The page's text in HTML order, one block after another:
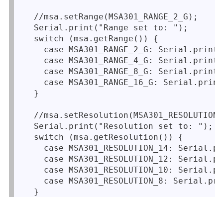
  //msa.setRange(MSA301_RANGE_2_G);
  Serial.print("Range set to: ");
  switch (msa.getRange()) {
case MSA301_RANGE_2_G:
case MSA301_RANGE_4_G:
case MSA301_RANGE_8_G:
case MSA301_RANGE_16_G:
  }
//
  Serial.print("Resolution set to: ");
  switch (msa.getResolution()) {
case MSA301_RESOLUTION_14:
case MSA301_RESOLUTION_12:
case MSA301_RESOLUTION_10:
case MSA301_RESOLUTION_8:
  }